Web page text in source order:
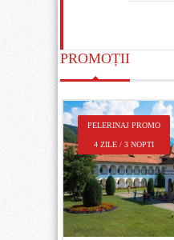
PROMOȚII
PELERINAJ PROMO
4 ZILE / 3 NOPTI